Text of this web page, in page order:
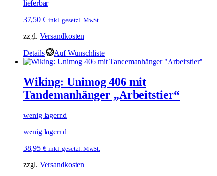
lieferbar
37,50 € inkl. gesetzl. MwSt.
zzgl. Versandkosten
Details Auf Wunschliste
Wiking: Unimog 406 mit
Tandemanhänger „Arbeitstier“
wenig lagernd
wenig lagernd
38,95 € inkl. gesetzl. MwSt.
zzgl. Versandkosten